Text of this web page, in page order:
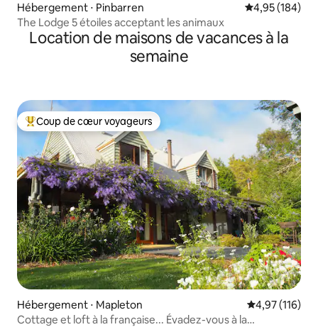
Hébergement ⋅ Pinbarren Évaluation
4,95 (184)
The Lodge 5 étoiles acceptant les animaux
Location de maisons de vacances à la
semaine
Coups de cœur voyageurs les plus appréciés
Coup de cœur voyageurs
Hébergement ⋅ Mapleton Évaluation
4,97 (116)
Cottage et loft à la française... Évadez-vous à la